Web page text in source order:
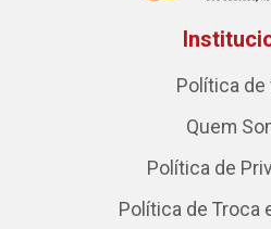
Política
Quem
Política de
Política de Troca